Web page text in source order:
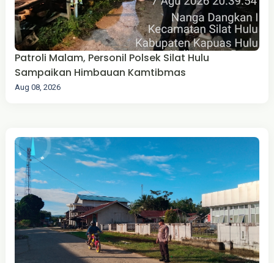
Patroli Malam, Personil Polsek Silat Hulu
Sampaikan Himbauan Kamtibmas
Aug 08, 2026